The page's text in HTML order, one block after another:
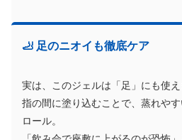
🦶 足のニオイも徹底ケア
実は、このジェルは「足」にも使え
指の間に塗り込むことで、蒸れや
ロール。